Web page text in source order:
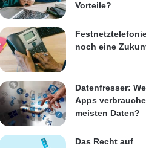
Vorteile?
noch eine
Datenfresser:
Apps
meisten Daten?
Das Recht auf